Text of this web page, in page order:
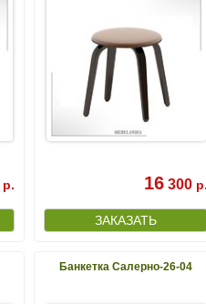
р. 16 300 р.
Банкетка Салерно-26-04